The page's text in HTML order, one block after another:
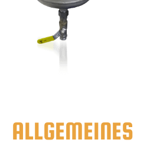
ALLGEMEINES